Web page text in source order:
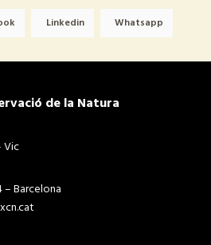
Linkedin Whatsapp
de la Natura
Vic
Barcelona